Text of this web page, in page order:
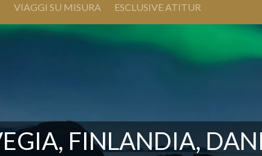
VIAGGI SU MISURA ESCLUSIVE ATITUR
FINLANDIA,